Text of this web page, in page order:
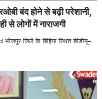
बंद होने से बढ़ी परेशानी,
से लोगों में नाराजगी
जिले के बिहिया स्थित डीडीयू–